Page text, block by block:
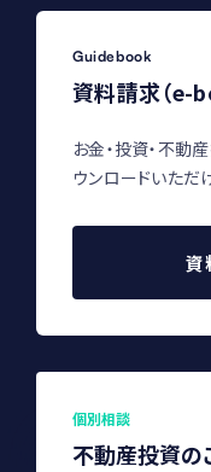
Guidebook
資料請求（e-
お金・投資・不動
ウンロードいただ
資
個別相談
不動産投資の